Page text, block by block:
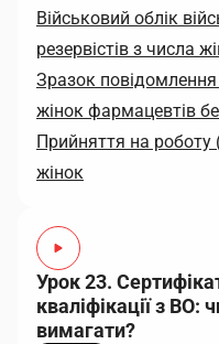
Військовий облік
резервістів з числа
Зразок
жінок фармацевтів
Прийняття на роботу
жінок
Урок 23.
кваліфікації з
вимагати?